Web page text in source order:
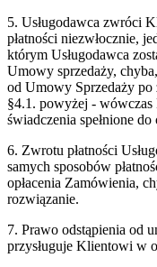
5. Usługodawca zwróci
płatności niezwłocznie,
którym Usługodawca
Umowy sprzedaży,
od Umowy Sprzedaży po
§4.1. powyżej - wówczas
świadczenia spełnione
6. Zwrotu płatności
samych sposobów
opłacenia Zamówienia,
rozwiązanie.
7. Prawo odstąpienia od
przysługuje Klientowi w